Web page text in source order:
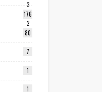
3
176
2
80
7
1
1